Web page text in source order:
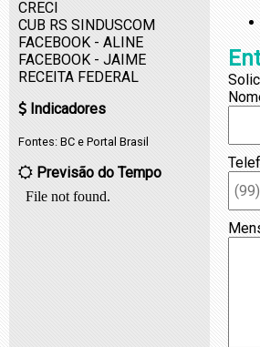
CRECI
CUB RS SINDUSCOM
FACEBOOK - ALINE
FACEBOOK - JAIME
RECEITA FEDERAL
Indicadores
Fontes: BC e Portal Brasil
Previsão do Tempo